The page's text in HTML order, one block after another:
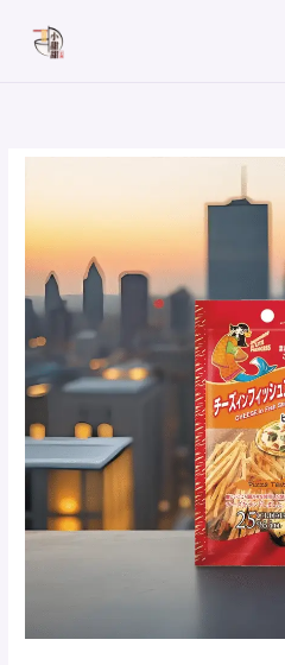
圍：
到
士
魚
披
薩
數
量
尋